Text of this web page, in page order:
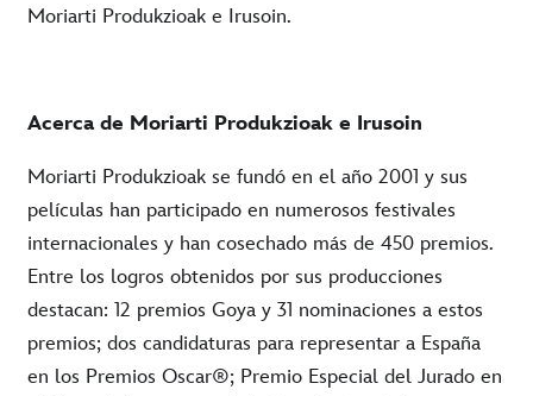
Moriarti Produkzioak e Irusoin.
Acerca de Moriarti Produkzioak e Irusoin
Moriarti Produkzioak se fundó en el año 2001 y sus
películas han participado en numerosos festivales
internacionales y han cosechado más de 450 premios.
Entre los logros obtenidos por sus producciones
destacan: 12 premios Goya y 31 nominaciones a estos
premios; dos candidaturas para representar a España
en los Premios Oscar®; Premio Especial del Jurado en